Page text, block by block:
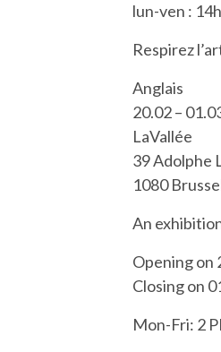
lun-ven :
Respirez
Anglais
20.02 –
LaVallée
39 Adolphe
1080
An
Opening on
Closing on
Mon-Fri: 2